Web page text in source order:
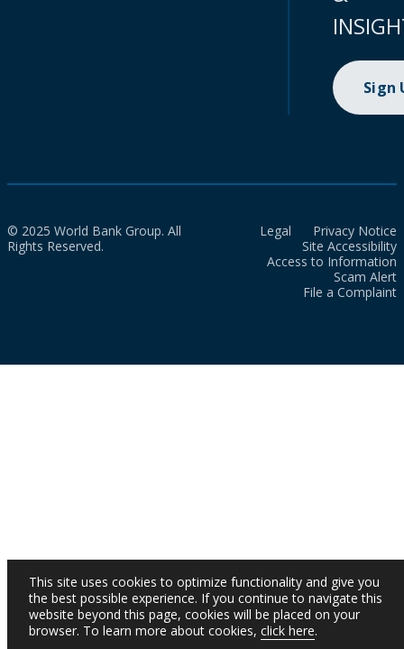
Sign
© 2025 World Bank Group. All
Rights Reserved.
Legal
Privacy Notice
Site Accessibility
Access to Information
Scam Alert
File a Complaint
This site uses cookies to optimize functionality and give you
the best possible experience. If you continue to navigate this
website beyond this page, cookies will be placed on your
browser. To learn more about cookies, click here.